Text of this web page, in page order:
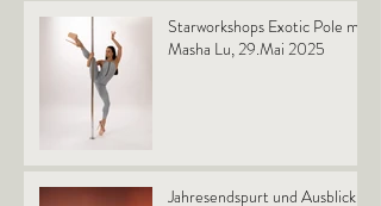
Starworkshops Exotic Pole mit
Masha Lu, 29.Mai 2025
Jahresendspurt und Ausblick